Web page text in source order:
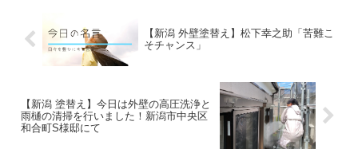
【新潟 外壁塗替え】松下幸之助「苦難こ
そチャンス」
【新潟 塗替え】今日は外壁の高圧洗浄と
雨樋の清掃を行いました！新潟市中央区
和合町S様邸にて